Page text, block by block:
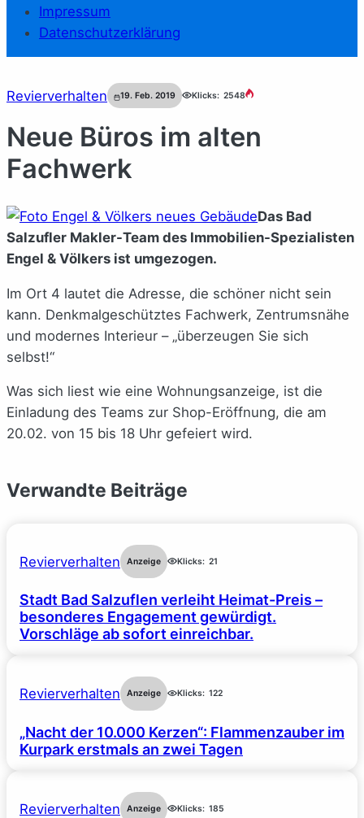
Impressum
Datenschutzerklärung
Revierverhalten 19. Feb. 2019 Klicks: 2548
Neue Büros im alten
Fachwerk
Das Bad
Salzufler Makler-Team des Immobilien-Spezialisten
Engel & Völkers ist umgezogen.
Im Ort 4 lautet die Adresse, die schöner nicht sein
kann. Denkmalgeschütztes Fachwerk, Zentrumsnähe
und modernes Interieur – „überzeugen Sie sich
selbst!“
Was sich liest wie eine Wohnungsanzeige, ist die
Einladung des Teams zur Shop-Eröffnung, die am
20.02. von 15 bis 18 Uhr gefeiert wird.
Verwandte Beiträge
Revierverhalten Anzeige Klicks: 21
Stadt Bad Salzuflen verleiht Heimat-Preis –
besonderes Engagement gewürdigt.
Vorschläge ab sofort einreichbar.
Revierverhalten Anzeige Klicks: 122
„Nacht der 10.000 Kerzen“: Flammenzauber im
Kurpark erstmals an zwei Tagen
Revierverhalten Anzeige Klicks: 185